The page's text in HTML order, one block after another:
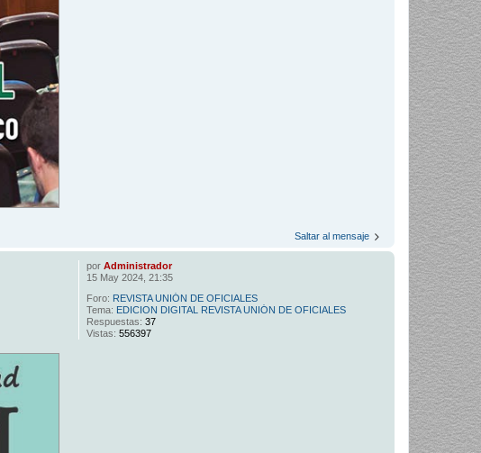
Saltar al mensaje
porAdministrador
15 May 2024, 21:35
Foro: REVISTA UNIÓN DE OFICIALES
Tema: EDICION DIGITAL REVISTA UNIÓN DE OFICIALES
Respuestas:37
Vistas:556397